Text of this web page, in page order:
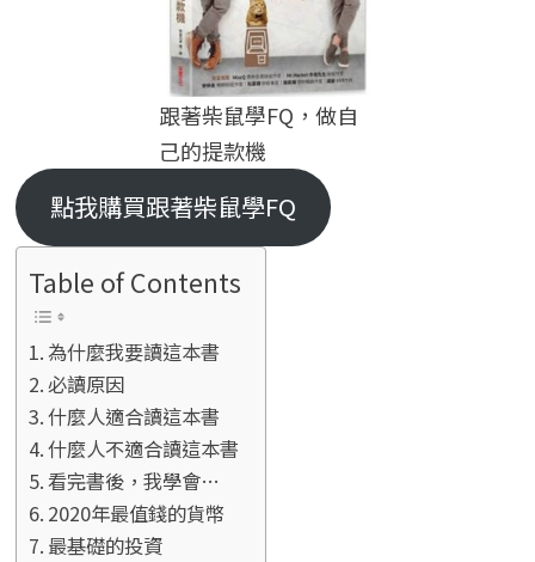
跟著柴鼠學FQ，做自
己的提款機
點我購買跟著柴鼠學FQ
Table of Contents
為什麼我要讀這本書
必讀原因
什麼人適合讀這本書
什麼人不適合讀這本書
看完書後，我學會…
2020年最值錢的貨幣
最基礎的投資